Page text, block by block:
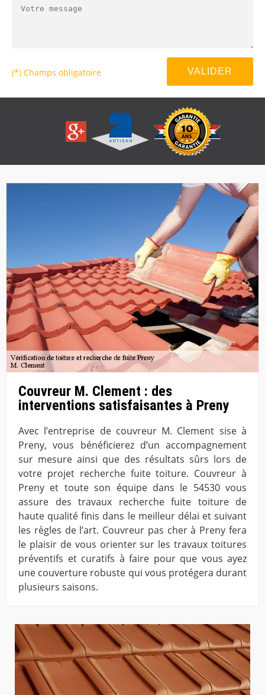
(*) Champs obligatoire
Couvreur M. Clement : des
interventions satisfaisantes à Preny
Avec l’entreprise de couvreur M. Clement sise à
Preny, vous bénéficierez d’un accompagnement
sur mesure ainsi que des résultats sûrs lors de
votre projet recherche fuite toiture. Couvreur à
Preny et toute son équipe dans le 54530 vous
assure des travaux recherche fuite toiture de
haute qualité finis dans le meilleur délai et suivant
les règles de l’art. Couvreur pas cher à Preny fera
le plaisir de vous orienter sur les travaux toitures
préventifs et curatifs à faire pour que vous ayez
une couverture robuste qui vous protégera durant
plusieurs saisons.